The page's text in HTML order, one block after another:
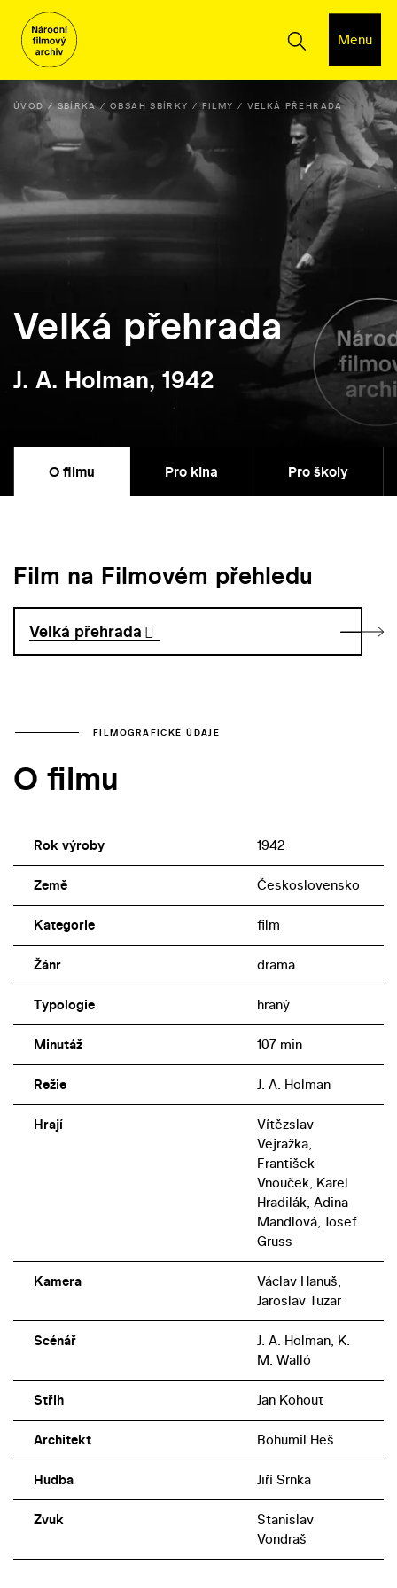
Menu
ÚVOD SBÍRKA OBSAH SBÍRKY FILMY VELKÁ PŘEHRADA
Velká přehrada
J. A. Holman, 1942
O filmu Pro kina Pro školy
Film na Filmovém přehledu
Velká přehrada
FILMOGRAFICKÉ ÚDAJE
O filmu
Rok výroby 1942
Země Československo
Kategorie film
Žánr drama
Typologie hraný
Minutáž 107 min
Režie J. A. Holman
Hrají
Vítězslav
Vejražka,
František
Vnouček, Karel
Hradilák, Adina
Mandlová, Josef
Gruss
Kamera
Václav Hanuš,
Jaroslav Tuzar
Scénář
J. A. Holman, K.
M. Walló
Střih Jan Kohout
Architekt Bohumil Heš
Hudba Jiří Srnka
Zvuk
Stanislav
Vondraš